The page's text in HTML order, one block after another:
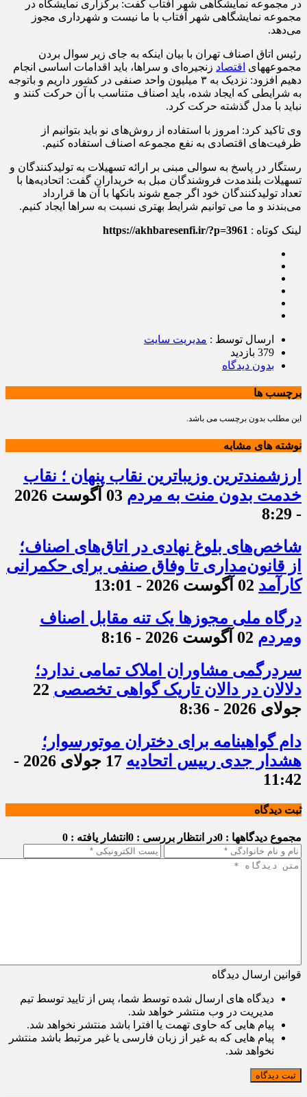
در مجموعه نمایشگاهی شهر آفتاب گفت: برگزاری نمایشگاه در
مجموعه نمایشگاهی شهر آفتاب با ما نیست و شهرداری مجوز
می‌دهد.
رئیس اتاق اصناف تهران با بیان اینکه به جای زیر سوال بردن
مجموعه‎های
اقتصاد زنجیره‌ای و سراها، باید اقدامات اساسی انجام
دهیم افزود: نزدیک به ۳ میلیون واحد صنفی در کشور داریم و باتوجه
به شرایطی که ایجاد شده، باید اصناف متناسب با آن حرکت کنند و
نباید با مدل گذشته حرکت کرد.
وی تاکید کرد: امروز با استفاده از روش‌های نو باید بتوانیم از
ظرفیت‌های اقتصادی به نفع مجموعه اصناف استفاده کنیم.
رستگار در پاسخ به سوالی مبنی بر ارائه تسهیلات به تولیدکنندگان و
تسهیلات بلندمدت فروشندگان مبل به خریداران گفت: اتحادیه‌ها با
تعداد تولیدکنندگان خود اگر جمع شوند بانک‎ها با آن ها قرارداد
می‌بندند و ما می توانیم شرایط بهتری نسبت به سراها ایجاد کنیم.
لینک کوتاه : https://akhbaresenfi.ir/?p=3961
ارسال توسط : مدیریت سایت
379 بازدید
بدون دیدگاه
برچسب ها
این مطلب بدون برچسب می باشد.
نوشته های مشابه
ارزشمندترین وزیباترین نقاب پنهان ؛ نقاب
خدمت بدون منت به مردم
03 آگوست 2026
- 8:29
شاخص‌های بلوغ نهادی در اتاق‌های اصناف؛
از قانون‌مداری تا وفاق صنفی برای حکمرانی
کارآمد 02 آگوست 2026 - 13:01
درگاه ملی مجوزها یک تنه مقابل اصناف
ومردم 02 آگوست 2026 - 8:16
سردرگمی مشاوران املاک تمامی ندارد؛
دلالان در دالان تاریک گواهی تخصصی 22
جولای 2026 - 8:36
دام گواهینامه برای دختران موتورسوار؛
هشدار جدی رییس اتحادیه
17 جولای 2026 -
11:42
ثبت دیدگاه
مجموع دیدگاهها : 0 در انتظار بررسی : 0 انتشار یافته : 0
قوانین ارسال دیدگاه
دیدگاه های ارسال شده توسط شما، پس از تایید توسط تیم
مدیریت در وب منتشر خواهد شد.
پیام هایی که حاوی تهمت یا افترا باشد منتشر نخواهد شد.
پیام هایی که به غیر از زبان فارسی یا غیر مرتبط باشد منتشر
نخواهد شد.
ثبت دیدگاه